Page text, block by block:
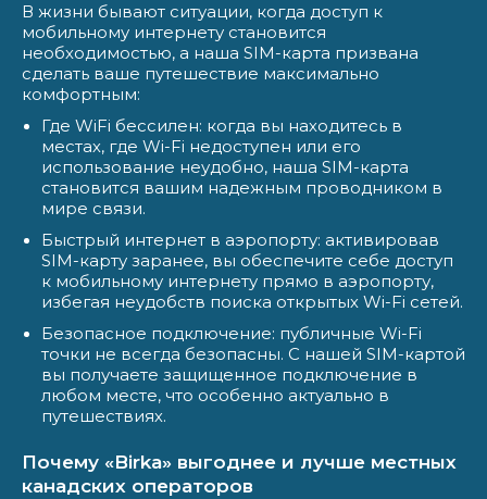
В жизни бывают ситуации, когда доступ к
мобильному интернету становится
необходимостью, а наша SIM-карта призвана
сделать ваше путешествие максимально
комфортным:
Где WiFi бессилен: когда вы находитесь в
местах, где Wi-Fi недоступен или его
использование неудобно, наша SIM-карта
становится вашим надежным проводником в
мире связи.
Быстрый интернет в аэропорту: активировав
SIM-карту заранее, вы обеспечите себе доступ
к мобильному интернету прямо в аэропорту,
избегая неудобств поиска открытых Wi-Fi сетей.
Безопасное подключение: публичные Wi-Fi
точки не всегда безопасны. С нашей SIM-картой
вы получаете защищенное подключение в
любом месте, что особенно актуально в
путешествиях.
Почему «Birka» выгоднее и лучше местных
канадских операторов